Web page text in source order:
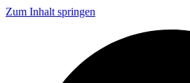
Zum Inhalt springen